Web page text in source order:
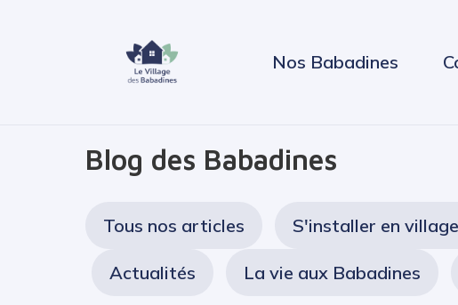
Nos Babadines
Blog des Babadines
Tous nos articles S'installer en
Actualités La vie aux Babadines